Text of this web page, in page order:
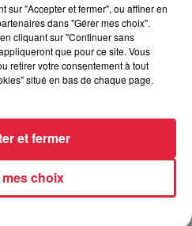
sur "Accepter et fermer", ou affiner en
dans "Gérer mes choix".
cliquant sur "Continuer sans
que pour ce site. Vous
retirer votre consentement à tout
situé en bas de chaque page.
mes choix
et fermer